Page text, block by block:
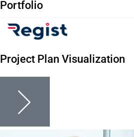
Portfolio
BUSINESS
Project Plan Visualization